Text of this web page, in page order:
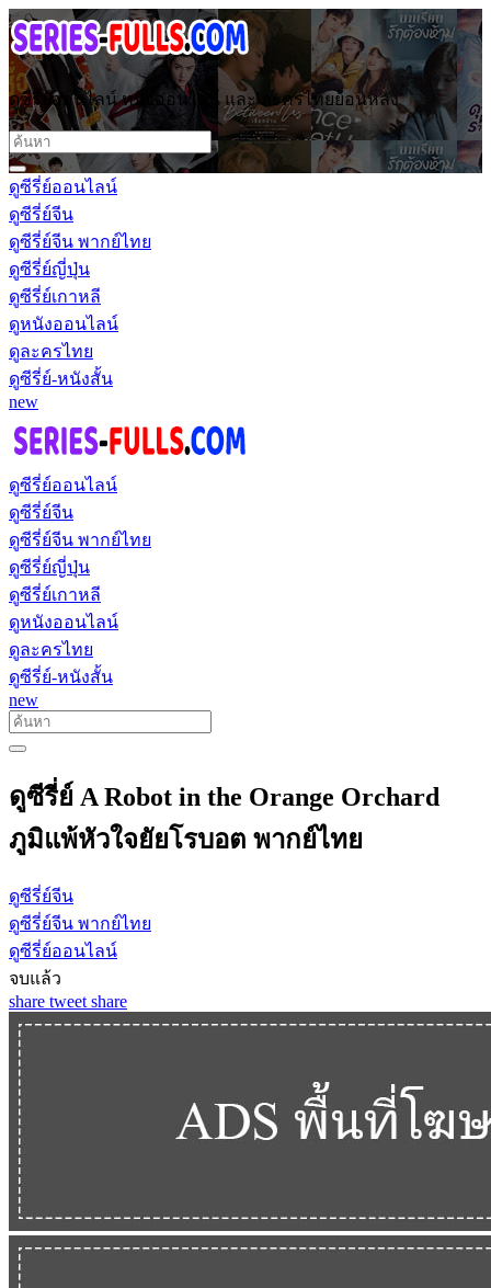
ดูซีรี่ย์ออนไลน์ หนังออนไลน์ และ ละครไทยย้อนหลัง
ดูซีรี่ย์ออนไลน์
ดูซีรี่ย์จีน
ดูซีรี่ย์จีน พากย์ไทย
ดูซีรี่ย์ญี่ปุ่น
ดูซีรี่ย์เกาหลี
ดูหนังออนไลน์
ดูละครไทย
ดูซีรี่ย์-หนังสั้น
new
ดูซีรี่ย์ออนไลน์
ดูซีรี่ย์จีน
ดูซีรี่ย์จีน พากย์ไทย
ดูซีรี่ย์ญี่ปุ่น
ดูซีรี่ย์เกาหลี
ดูหนังออนไลน์
ดูละครไทย
ดูซีรี่ย์-หนังสั้น
new
ดูซีรี่ย์ A Robot in the Orange Orchard
ภูมิแพ้หัวใจยัยโรบอต พากย์ไทย
ดูซีรี่ย์จีน
ดูซีรี่ย์จีน พากย์ไทย
ดูซีรี่ย์ออนไลน์
จบแล้ว
share tweet share